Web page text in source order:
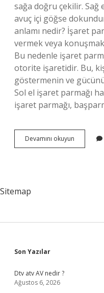
sağa doğru çekilir. Sağ
avuç içi göğse
anlamı nedir? İşaret
vermek veya
Bu nedenle işaret
otorite işaretidir. Bu,
göstermenin ve
Sol el işaret parmağı
işaret parmağı,
Devamını okuyun
Parmağı
Sitemap
Sidebar
Son Yazılar
Dtv atv AV nedir ?
Ağustos 6, 2026